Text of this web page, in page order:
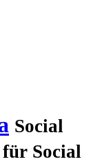
Social
Social